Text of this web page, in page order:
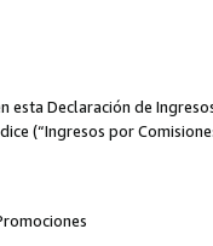
esta Declaración de
(“Ingresos por